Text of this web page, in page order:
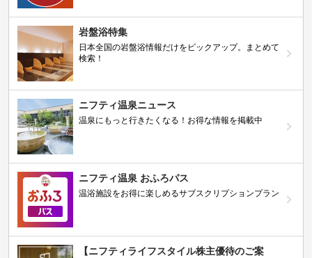
岩盤浴特集
日本全国の岩盤浴情報だけをピックアップ。まとめて
検索！
ニフティ温泉ニュース
温泉にもっと行きたくなる！お得な情報を掲載中
ニフティ温泉 おふろパス
温浴施設をお得に楽しめるサブスクリプションプラン
【ニフティライフスタイル株主優待のご案